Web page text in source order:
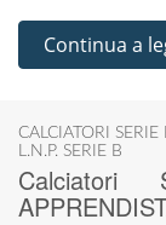
Continua a
CALCIATORI SERIE
L.N.P. SERIE B
Calciatori